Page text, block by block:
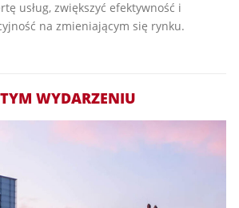
usług, zwiększyć efektywność i
na zmieniającym się rynku.
WYDARZENIU